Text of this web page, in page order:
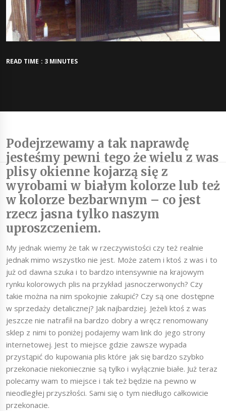
READ TIME : 3 MINUTES
Podejrzewamy a tak naprawdę
jesteśmy pewni tego że wielu z was
plisy okienne kojarzą się z
wyrobami w białym kolorze lub też
w kolorze bezbarwnym – co jest
rzecz jasna tylko naszym
uproszczeniem.
My jednak wiemy że tak w rzeczywistości czy też realnie
jednak mimo wszystko nie jest. Może zatem i ktoś z was i to
już od dawna szuka i to bardzo intensywnie na krajowym
rynku kolorowych plis na przykład jasnoczerwonych? Czy
takie można na nim spokojnie zakupić? Czy są one dostępne
w sprzedaży detalicznej? Jak najbardziej. Jeżeli ktoś z was
jeszcze nie natrafił na bardzo dobry a wręcz renomowany
sklep z nimi to poniżej podajemy wam link do jego strony
internetowej. Jest to miejsce gdzie zawsze wypada
przystąpić do kupowania plis które jak się bardzo szybko
przekonacie niekoniecznie są tylko i wyłącznie białe. Już teraz
polecamy wam to miejsce i tak też będzie na pewno w
nieodległej przyszłości. Sami się o tym niedługo całkowicie
przekonacie.